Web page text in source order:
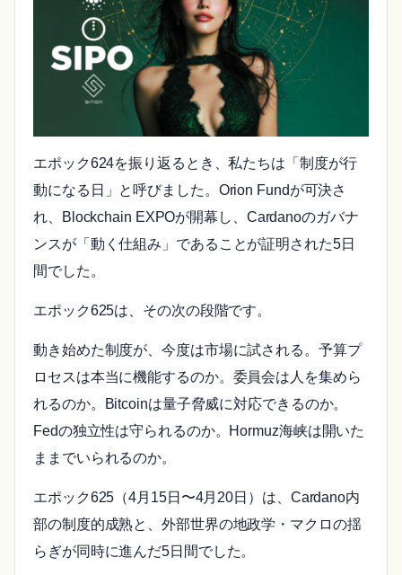
エポック624を振り返るとき、私たちは「制度が行
動になる日」と呼びました。Orion Fundが可決さ
れ、Blockchain EXPOが開幕し、Cardanoのガバナ
ンスが「動く仕組み」であることが証明された5日
間でした。
エポック625は、その次の段階です。
動き始めた制度が、今度は市場に試される。予算プ
ロセスは本当に機能するのか。委員会は人を集めら
れるのか。Bitcoinは量子脅威に対応できるのか。
Fedの独立性は守られるのか。Hormuz海峡は開いた
ままでいられるのか。
エポック625（4月15日〜4月20日）は、Cardano内
部の制度的成熟と、外部世界の地政学・マクロの揺
らぎが同時に進んだ5日間でした。